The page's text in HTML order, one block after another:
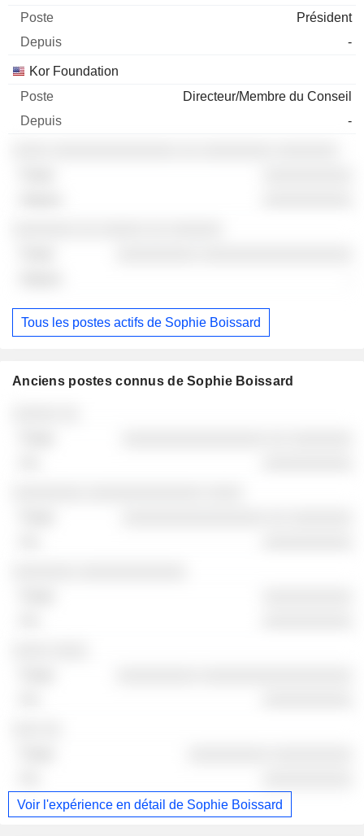
Président
-
Kor Foundation
Directeur/Membre du Conseil
-
Tous les postes actifs de Sophie Boissard
Anciens postes connus de Sophie Boissard
Voir l'expérience en détail de Sophie Boissard